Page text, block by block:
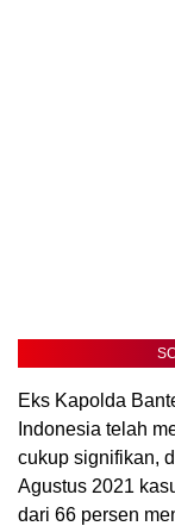
Eks Kapolda
Indonesia telah
cukup signifikan,
Agustus 2021
dari 66 persen